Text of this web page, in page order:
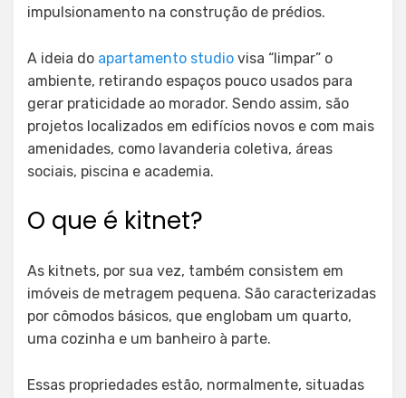
impulsionamento na construção de prédios.
A ideia do apartamento studio visa “limpar” o
ambiente, retirando espaços pouco usados para
gerar praticidade ao morador. Sendo assim, são
projetos localizados em edifícios novos e com mais
amenidades, como lavanderia coletiva, áreas
sociais, piscina e academia.
O que é kitnet?
As kitnets, por sua vez, também consistem em
imóveis de metragem pequena. São caracterizadas
por cômodos básicos, que englobam um quarto,
uma cozinha e um banheiro à parte.
Essas propriedades estão, normalmente, situadas